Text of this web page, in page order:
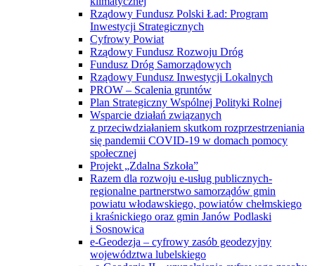
Rządowy Fundusz Polski Ład: Program
Inwestycji Strategicznych
Cyfrowy Powiat
Rządowy Fundusz Rozwoju Dróg
Fundusz Dróg Samorządowych
Rządowy Fundusz Inwestycji Lokalnych
PROW – Scalenia gruntów
Plan Strategiczny Wspólnej Polityki Rolnej
Wsparcie działań związanych
z przeciwdziałaniem skutkom rozprzestrzeniania
się pandemii COVID-19 w domach pomocy
społecznej
Projekt „Zdalna Szkoła”
Razem dla rozwoju e-usług publicznych-
regionalne partnerstwo samorządów gmin
powiatu włodawskiego, powiatów chełmskiego
i kraśnickiego oraz gmin Janów Podlaski
i Sosnowica
e-Geodezja – cyfrowy zasób geodezyjny
województwa lubelskiego